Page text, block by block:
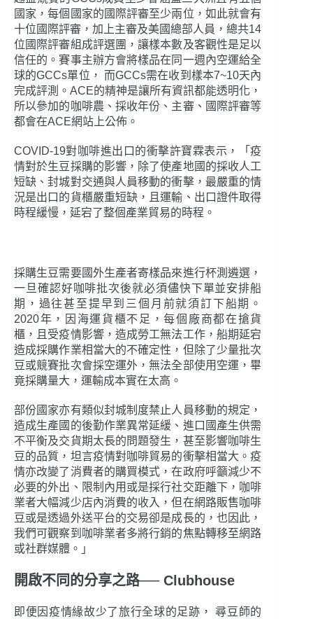
國家，每個國家的國際評審至少兩位，如此就會有
十位國際評審，加上主審及美國總部人員，總共14
位國際評審組成評選團，讓樣本數及客觀性是足以
信任的。賽事主辦方會將樣品在同一週內空運給全
球的GCCs單位， 而GCCs需在收到樣本7~10天內
完成評測。ACE的精神是讓所有資訊都能透明化，
所以參加的咖啡農、採收年份、主審、國際評審等
都會在ACE網站上公佈。
COVID-19對咖啡進出口的衝擊許寶霖表示，「疫
情對於生豆採購的影響，除了使產地國的採收人工
短缺、封城對交通與人員移動的衝擊，最嚴重的情
況是出口的貨櫃嚴重短缺，且運輸、出口證件取得
時程緩慢，延宕了整個產業貿易的時程。
採購生豆需要國外生產者寄樣品來進行杯測遴選，
一旦確認好咖啡批次後就必須儘快下單並安排船
期，過往甚至提早到三個月前就須訂下船期。
2020年，因海運貨櫃不足，每個廠商都在搶貨
櫃，且受疫情影響，造成勞工無法工作，船期延宕
造成採購作業相當大的不確定性，但除了少量批次
豆或競賽批次會採空運外，無法全部使用空運，畢
竟採購量大，運輸成本實在太高。
部份國家亦有類似封城制度禁止人員移動的規定，
造成生產國的後勤作業異常延緩、進口國產生供需
不平衡及交貨期太長的問題發生，甚至影響咖啡生
豆的品質，坦言疫情對咖啡貿易的衝擊相當大。疫
情亦改變了消費者的購買模式，在政府呼籲減少不
必要的外出、限制內用或是採行社交距離下，咖啡
業者大幅減少店內消費的收入，但在網路販售咖啡
豆或是透過外送平台的交易卻是成長的，也因此，
我們可觀察到咖啡業者多將行銷的焦點轉移至網路
或社群媒體。」
開啟不同的分享之路── Clubhouse
即便因疫情緣故少了旅行全球的足跡， 尋豆師的